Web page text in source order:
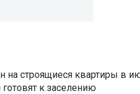
на строящиеся квартиры в
к заселению